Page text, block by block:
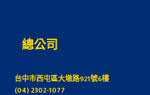
總公司
台中市西屯區大墩路921號6樓
(04) 2302-1077